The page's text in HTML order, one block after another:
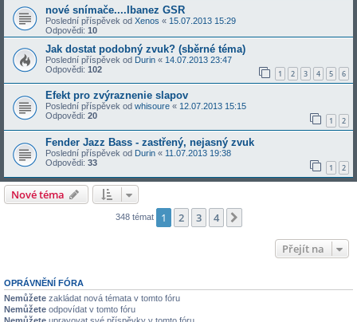
nové snímače....Ibanez GSR
Poslední příspěvek od Xenos « 15.07.2013 15:29
Odpovědi: 10
Jak dostat podobný zvuk? (sběrné téma)
Poslední příspěvek od Durin « 14.07.2013 23:47
Odpovědi: 102 1 2 3 4 5 6
Efekt pro zvýraznenie slapov
Poslední příspěvek od whisoure « 12.07.2013 15:15
Odpovědi: 20 1 2
Fender Jazz Bass - zastřený, nejasný zvuk
Poslední příspěvek od Durin « 11.07.2013 19:38
Odpovědi: 33 1 2
Nové téma
348 témat 1 2 3 4
Přejít na
OPRÁVNĚNÍ FÓRA
Nemůžete zakládat nová témata v tomto fóru
Nemůžete odpovídat v tomto fóru